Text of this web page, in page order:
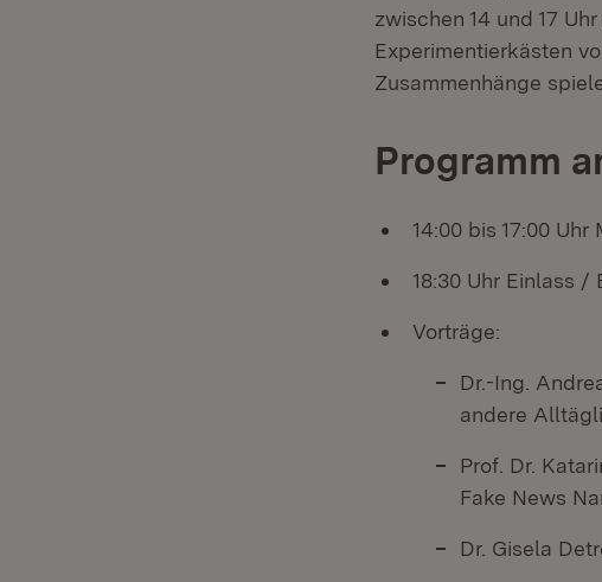
zwischen 14 und 17
Experimentierkästen
Zusammenhänge
Programm
14:00 bis 17:00
18:30 Uhr Einlass /
Vorträge:
Dr.-Ing.
andere
Prof. Dr.
Fake News
Dr. Gisela